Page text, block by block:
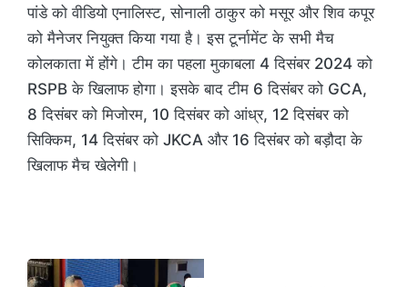
पांडे को वीडियो एनालिस्ट, सोनाली ठाकुर को मसूर और शिव कपूर
को मैनेजर नियुक्त किया गया है। इस टूर्नामेंट के सभी मैच
कोलकाता में होंगे। टीम का पहला मुकाबला 4 दिसंबर 2024 को
RSPB के खिलाफ होगा। इसके बाद टीम 6 दिसंबर को GCA,
8 दिसंबर को मिजोरम, 10 दिसंबर को आंध्र, 12 दिसंबर को
सिक्किम, 14 दिसंबर को JKCA और 16 दिसंबर को बड़ौदा के
खिलाफ मैच खेलेगी।